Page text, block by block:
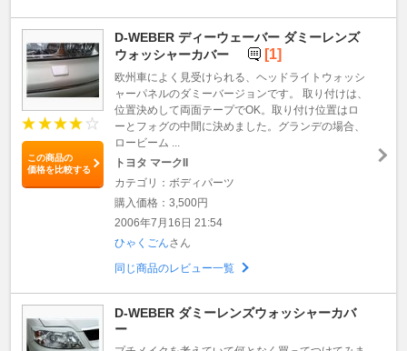
この商品の
価格を比較する
D-WEBER ディーウェーバー ダミーレンズ
ウォッシャーカバー
[1]
欧州車によく見受けられる、ヘッドライトウォッシ
ャーパネルのダミーバージョンです。 取り付けは、
位置決めして両面テープでOK。取り付け位置はロ
ーとフォグの中間に決めました。グランデの場合、
ロービーム ...
トヨタ マークII
カテゴリ：ボディパーツ
購入価格：3,500円
2006年7月16日 21:54
ひゃくごんさん
同じ商品のレビュー一覧
D-WEBER ダミーレンズウォッシャーカバ
ー